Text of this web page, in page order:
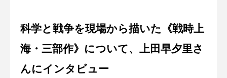
科学と戦争を現場から描いた《戦時上
海・三部作》について、上田早夕里さ
んにインタビュー